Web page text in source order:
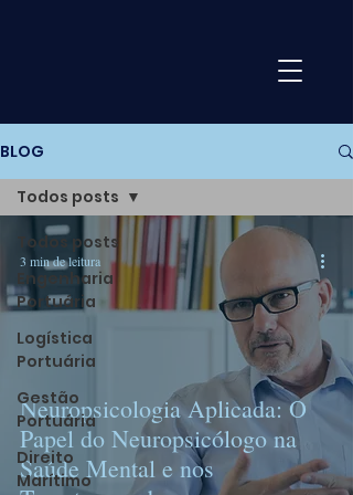
BLOG
Todos posts
Engenharia
Portuária
Logística
Portuária
Gestão
Portuária
Direito
Marítimo
Todos posts
Neuropsicologia Aplicada: O
Papel do Neuropsicólogo na
Saúde Mental e nos
3 min de leitura